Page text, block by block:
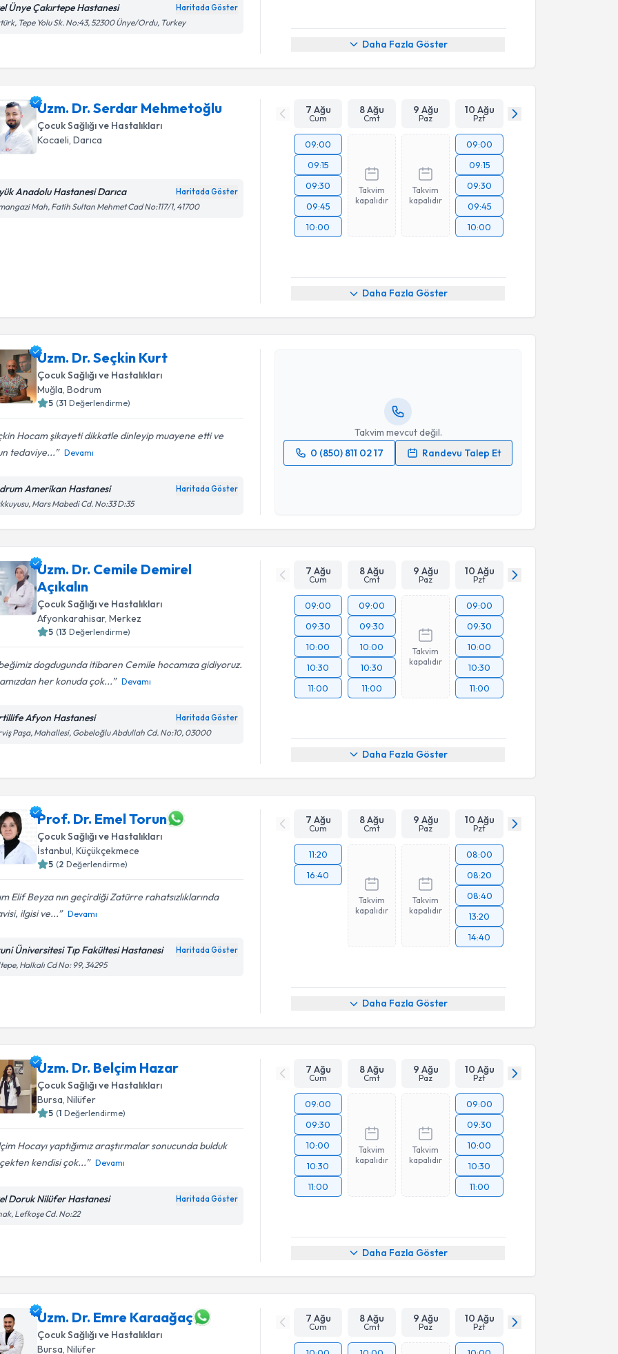
Ünye Çakırtepe Hastanesi Haritada Göster
Tepe Yolu Sk. No:43, 52300 Ünye/Ordu, Turkey
Daha Fazla Göster
Uzm. Dr. Serdar Mehmetoğlu
Çocuk Sağlığı ve Hastalıkları
Kocaeli,Darıca
Anadolu Hastanesi Darıca Haritada Göster
Mah, Fatih Sultan Mehmet Cad No:117/1, 41700
7 Ağu
Cum
8 Ağu
Cmt
9 Ağu
Paz
10 Ağu
Pzt
09:00
09:15
09:30
09:45
10:00
Takvim
kapalıdır
Takvim
kapalıdır
09:00
09:15
09:30
09:45
10:00
Daha Fazla Göster
Uzm. Dr. Seçkin Kurt
Çocuk Sağlığı ve Hastalıkları
Muğla ,Bodrum
5 (31 Değerlendirme)
Hocam şikayeti dikkatle dinleyip muayene etti ve
tedaviye...
Devamı
Amerikan Hastanesi Haritada Göster
Mars Mabedi Cd. No:33 D:35
Takvim mevcut değil.
0 (850) 811 02 17
Randevu Talep Et
Randevu Takvimi Talebi
Uzm. Dr. Seçkin Kurt
Takvim Talebini Gönder
Uzm. Dr. Cemile Demirel
Açıkalın
Çocuk Sağlığı ve Hastalıkları
Afyonkarahisar,Merkez
5 (13 Değerlendirme)
dogdugunda itibaren Cemile hocamıza gidiyoruz.
her konuda çok...
Devamı
Afyon Hastanesi Haritada Göster
Paşa, Mahallesi, Gobeloğlu Abdullah Cd. No:10, 03000
7 Ağu
Cum
8 Ağu
Cmt
9 Ağu
Paz
10 Ağu
Pzt
09:00
09:30
10:00
10:30
11:00
09:00
09:30
10:00
10:30
11:00
Takvim
kapalıdır
09:00
09:30
10:00
10:30
11:00
Daha Fazla Göster
Prof. Dr. Emel Torun
Çocuk Sağlığı ve Hastalıkları
İstanbul,Küçükçekmece
5 (2 Değerlendirme)
Elif Beyza nın geçirdiği Zatürre rahatsızlıklarında
ilgisi ve...
Devamı
Üniversitesi Tıp Fakültesi Hastanesi Haritada Göster
Halkalı Cd No: 99, 34295
7 Ağu
Cum
8 Ağu
Cmt
9 Ağu
Paz
10 Ağu
Pzt
11:20
16:40
Takvim
kapalıdır
Takvim
kapalıdır
08:00
08:20
08:40
13:20
14:40
Daha Fazla Göster
Uzm. Dr. Belçim Hazar
Çocuk Sağlığı ve Hastalıkları
Bursa ,Nilüfer
5 (1 Değerlendirme)
Hocayı yaptığımız araştırmalar sonucunda bulduk
kendisi çok...
Devamı
Doruk Nilüfer Hastanesi Haritada Göster
Lefkoşe Cd. No:22
7 Ağu
Cum
8 Ağu
Cmt
9 Ağu
Paz
10 Ağu
Pzt
09:00
09:30
10:00
10:30
11:00
Takvim
kapalıdır
Takvim
kapalıdır
09:00
09:30
10:00
10:30
11:00
Daha Fazla Göster
Uzm. Dr. Emre Karaağaç
Çocuk Sağlığı ve Hastalıkları
Bursa,Nilüfer
7 Ağu
Cum
8 Ağu
Cmt
9 Ağu
Paz
10 Ağu
Pzt